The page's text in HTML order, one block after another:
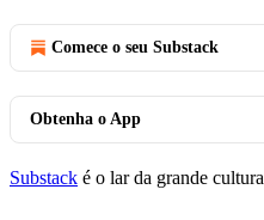
Comece o seu Substack
Obtenha o App
Substack é o lar da grande cultura